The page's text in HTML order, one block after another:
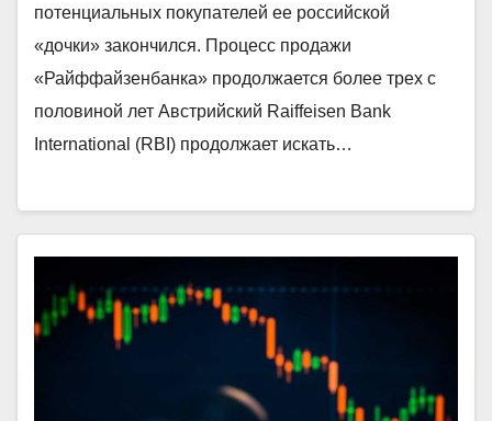
потенциальных покупателей ее российской
«дочки» закончился. Процесс продажи
«Райффайзенбанка» продолжается более трех с
половиной лет Австрийский Raiffeisen Bank
International (RBI) продолжает искать…